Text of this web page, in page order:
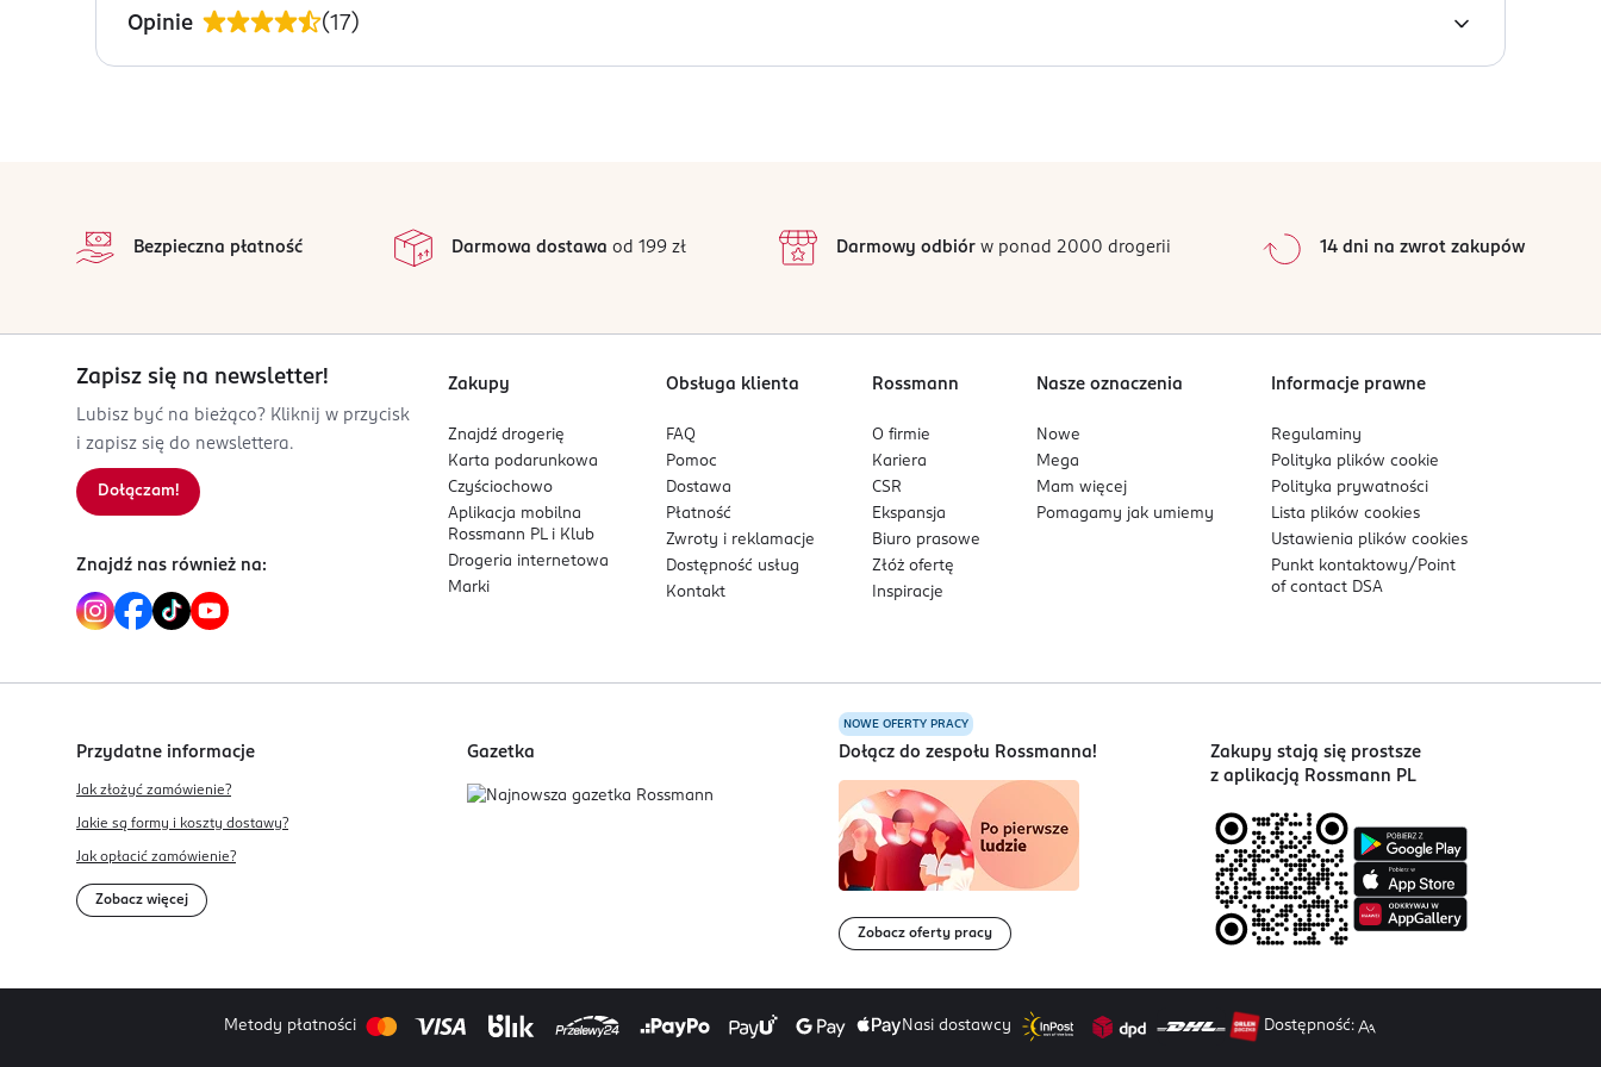
Z197346/10).
Nałóż płynną pomadkę Super Stay Matte Ink zaczynając od środka górnej wargi ust, a następnie rozprowadź ją po całej ich powierzchni. Pozwól jej wyschnąć i ciesz
się długotrwałym efektem.
75008
226760100
Kod EAN
3 600531 411176
Opinie (17)
2
1
0%
Sortowanie wgdata: od najnowszej
Bezpieczna płatność Darmowa dostawa od 199 zł Darmowy odbiórw ponad 2000 drogerii 14 dni na zwrot zakupów
Zapisz się na newsletter!
Lubisz być na bieżąco? Kliknij w przycisk
i zapisz się do newslettera.
Dołączam!
Znajdź nas również na:
Zakupy
Znajdź drogerię
Karta podarunkowa
Czyściochowo
Aplikacja mobilna
Rossmann PL i Klub
Drogeria internetowa
Marki
Obsługa klienta
FAQ
Pomoc
Dostawa
Płatność
Zwroty i reklamacje
Dostępność usług
Kontakt
Rossmann
O firmie
Kariera
CSR
Ekspansja
Biuro prasowe
Złóż ofertę
Inspiracje
Nasze oznaczenia
Nowe
Mega
Mam więcej
Pomagamy jak umiemy
Informacje prawne
Regulaminy
Polityka plikówcookie
Polityka prywatności
Lista plikówcookies
Ustawienia plikówcookies
Punkt kontaktowy/ Point
of contact DSA
Przydatne informacje
Jak złożyć zamówienie?
Jakie są formy i koszty dostawy?
Jak opłacić zamówienie?
Zobacz więcej
Gazetka
NOWE OFERTY PRACY
Dołącz do zespołu Rossmanna!
Zobacz oferty pracy
Zakupy stają się prostsze
z aplikacją Rossmann PL
Metody płatności Nasi dostawcy Dostępność: